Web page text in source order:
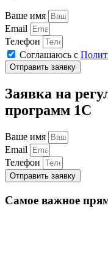
Ваше имя
Email
Телефон
Соглашаюсь с
Отправить заявку
Заявка на
программ 1С
Ваше имя
Email
Телефон
Отправить заявку
Самое важное